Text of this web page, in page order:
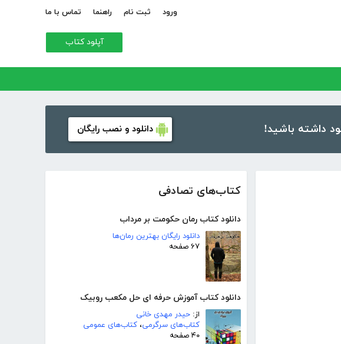
ورود ثبت نام راهنما تماس با ما
آپلود کتاب
دانلود و نصب رایگان
کتاب‌های تصادفی
دانلود کتاب رمان حکومت بر مرداب
دانلود رایگان بهترین رمان‌ها
۶۷ صفحه
دانلود کتاب آموزش حرفه ای حل مکعب روبیک
از: حیدر مهدی خانی
کتاب‌های سرگرمی، کتاب‌های عمومی
۴۰ صفحه